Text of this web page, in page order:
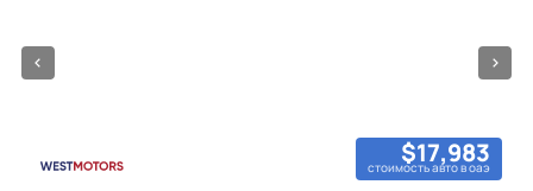
$17,983
стоимость авто в оаэ